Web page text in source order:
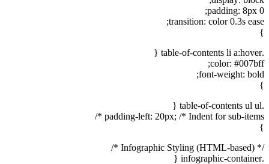
padding: 8px 0;
transition: color 0.3s ease;
}
.table-of-contents li a:hover {
color: #007bff;
font-weight: bold;
}
.table-of-contents ul ul {
padding-left: 20px; /* Indent for sub-items */
}
/* Infographic Styling (HTML-based) */
.infographic-container {